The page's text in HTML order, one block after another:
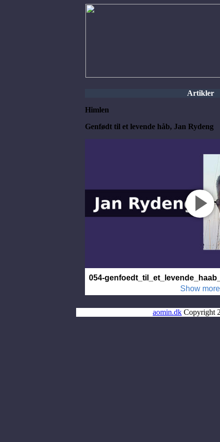
Artikler
Himlen
Genfødt til et levende håb, Jan Rydeng
aomin.dk Copyright